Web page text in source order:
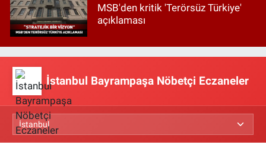
MSB'den kritik 'Terörsüz Türkiye'
açıklaması
İstanbul Bayrampaşa Nöbetçi Eczaneler